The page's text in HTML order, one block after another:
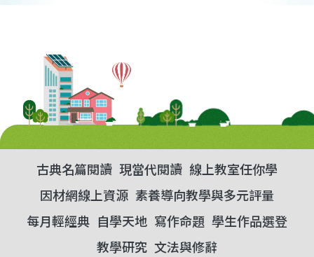
古典名篇閱讀 現當代閱讀 線上教室任你學
因材網線上資源 素養導向教學與多元評量
每月輕經典 自學天地 寫作命題 學生作品選登
教學研究 文法與修辭